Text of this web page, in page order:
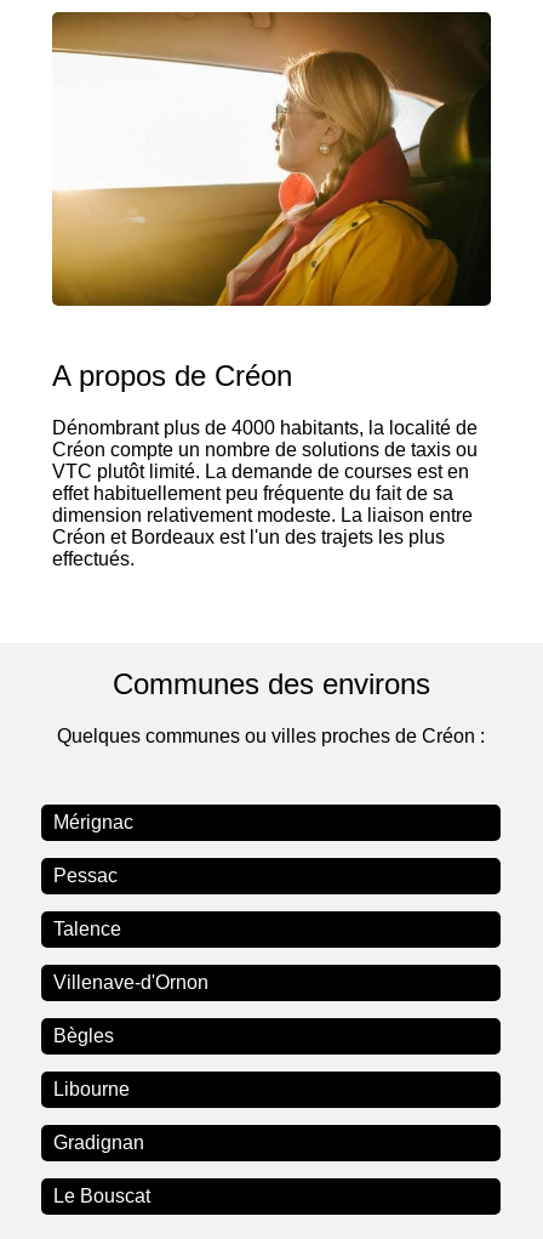
A propos de Créon
Dénombrant plus de 4000 habitants, la localité de
Créon compte un nombre de solutions de taxis ou
VTC plutôt limité. La demande de courses est en
effet habituellement peu fréquente du fait de sa
dimension relativement modeste. La liaison entre
Créon et Bordeaux est l'un des trajets les plus
effectués.
Communes des environs
Quelques communes ou villes proches de Créon :
Mérignac
Pessac
Talence
Villenave-d'Ornon
Bègles
Libourne
Gradignan
Le Bouscat